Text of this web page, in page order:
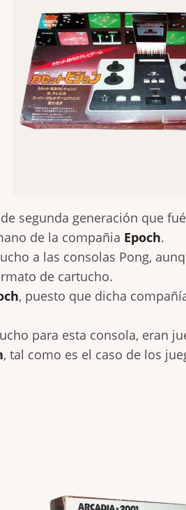
segunda generación que
de la compañia Epoch.
a las consolas Pong,
de cartucho.
, puesto que dicha
para esta consola, eran
, tal como es el caso de los